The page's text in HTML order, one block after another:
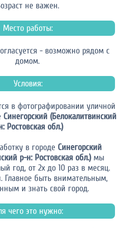
не важен.
Место работы:
- возможно рядом с
домом.
Условия:
в фотографировании уличной
Синегорский (Белокалитвинский
Ростовская обл.)
в городе Синегорский
р-н: Ростовская обл.)мы
год, от 2х до 10 раз в месяц.
Главное быть внимательным,
и знать свой город.
чего это нужно: